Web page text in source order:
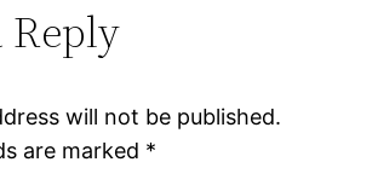
Reply
will not be published.
are marked *